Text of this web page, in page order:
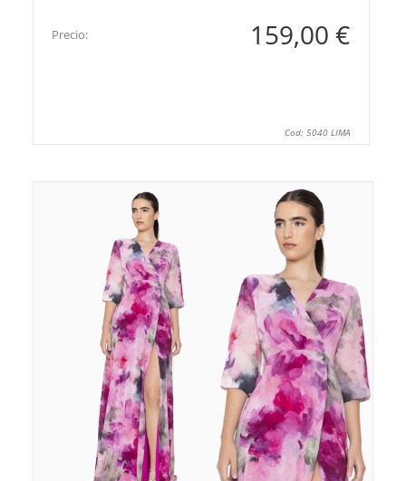
Precio: 159,00 €
Cod: 5040 LIMA